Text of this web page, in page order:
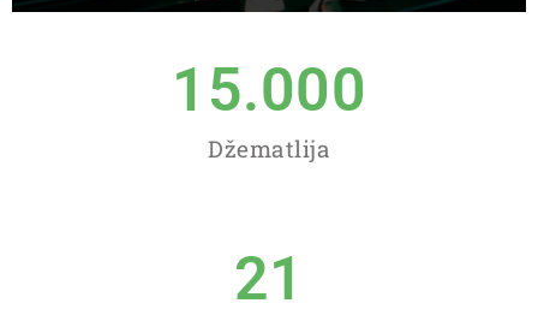
Džematlija
15.000
21